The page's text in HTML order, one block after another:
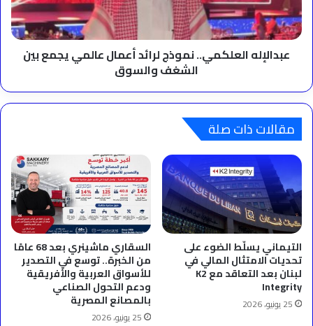
يجمع
بين
الشغف
والسوق
عبدالإله العلكمي.. نموذج لرائد أعمال عالمي يجمع بين
الشغف والسوق
مقالات ذات صلة
التيماني يسلّط الضوء على
تحديات الامتثال المالي في
لبنان بعد التعاقد مع K2
Integrity
25 يونيو، 2026
السقاري ماشينري بعد 68 عامًا
من الخبرة.. توسع في التصدير
للأسواق العربية والأفريقية
ودعم التحول الصناعي
بالمصانع المصرية
25 يونيو، 2026